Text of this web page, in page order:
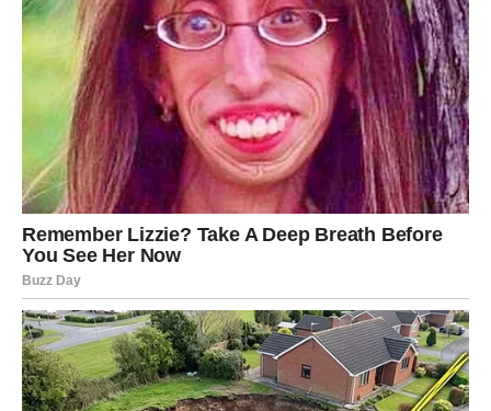
Ovo je dan kada shvatate da više ne morate da se
dokazujete. Ljubav dobija stabilniji oblik, a oni koji su u
vezi mogu doneti važnu zajedničku odluku. Ako ste sami,
neko iz prošlosti može se javiti sa drugačijom energijom
nego ranije.
BLIZANCI
Istina izlazi na svetlo – i oslobađa vas
Za Blizance, 10. januar je dan istine. Ono što se krilo,
potiskivalo ili odlagalo sada izlazi na površinu. Iako u
prvom trenutku može delovati intenzivno, ova istina vas